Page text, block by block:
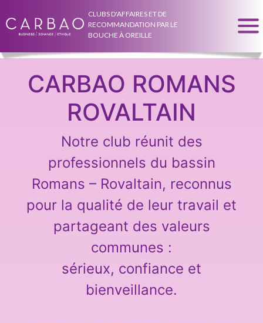
CLUBS D'AFFAIRES ET DE
RECOMMANDATION PAR LE
BOUCHE À OREILLE
CARBAO ROMANS
ROVALTAIN
Notre club réunit des
professionnels du bassin
Romans – Rovaltain, reconnus
pour la qualité de leur travail et
partageant des valeurs
communes :
sérieux, confiance et
bienveillance.